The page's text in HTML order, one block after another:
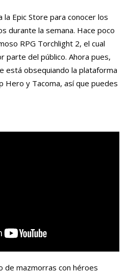
la Epic Store para conocer los
durante la semana. Hace poco
RPG Torchlight 2, el cual
parte del público. Ahora pues,
está obsequiando la plataforma
Hero y Tacoma, así que puedes
de mazmorras con héroes